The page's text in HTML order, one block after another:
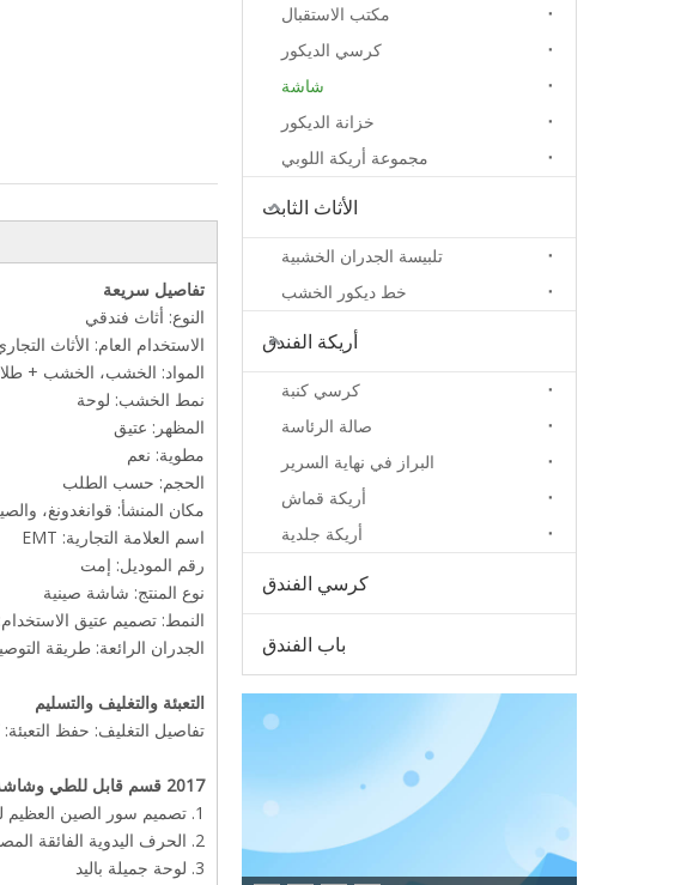
تفاصيل سريعة
النوع: أثاث فندقي
الاستخدام العام: الأثاث
المواد: الخشب، الخشب +
نمط الخشب: لوحة
المظهر: عتيق
مطوية: نعم
الحجم: حسب الطلب
مكان المنشأ: قوانغدونغ،
اسم العلامة التجارية: EMT
رقم الموديل: إمت
نوع المنتج: شاشة صينية
النمط: تصميم عتيق
الجدران الرائعة: طريقة التوصيل اليدوية
التعبئة والتغليف والتسليم
تفاصيل التغليف: حفظ التعبئة: كيس فقاعة
2017 قسم قابل للطي وشاشة فصل بنمط صيني لطيف
1. تصميم سور الصين العظيم للسطح
2. الحرف اليدوية الفائقة المصنوعة يدويًا بحتة
3. لوحة جميلة باليد
مكتب الاستقبال
كرسي الديكور
شاشة
خزانة الديكور
مجموعة أريكة اللوبي
الأثاث الثابت
تلبيسة الجدران الخشبية
خط ديكور الخشب
أريكة الفندق
كرسي كنبة
صالة الرئاسة
البراز في نهاية السرير
أريكة قماش
أريكة جلدية
كرسي الفندق
باب الفندق